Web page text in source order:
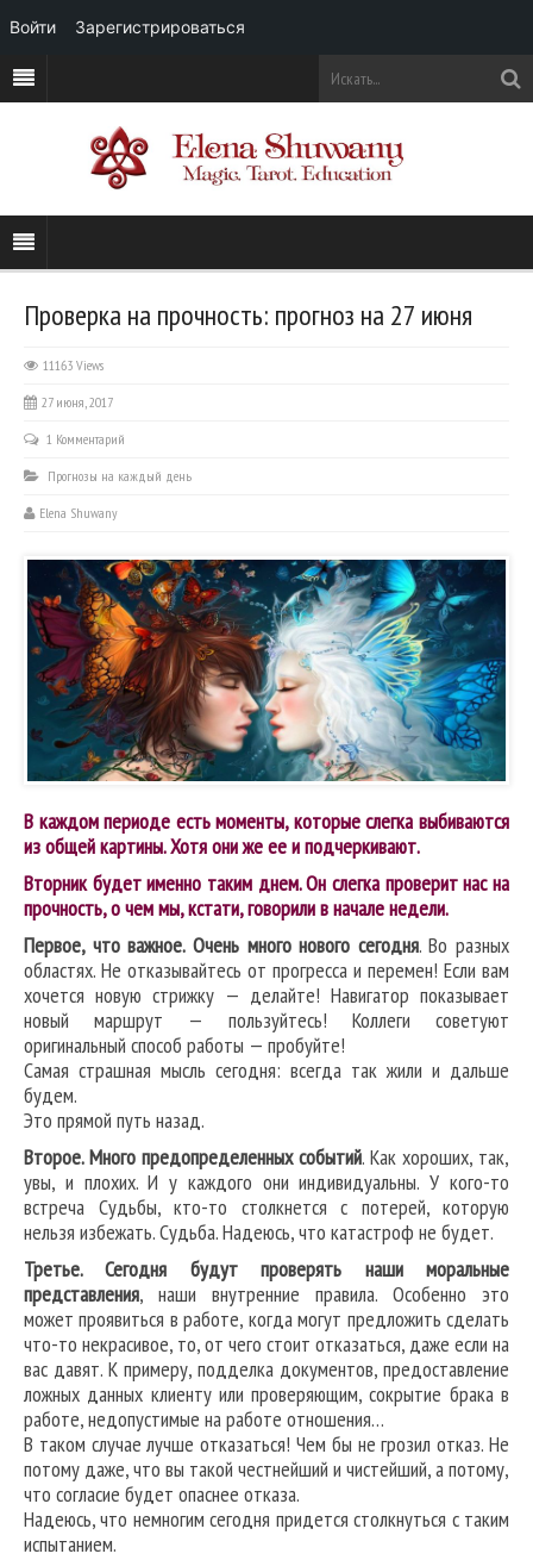
Проверка на прочность: прогноз на 27 июня
11163 Views
27 июня, 2017
1 Комментарий
Прогнозы на каждый день
Elena Shuwany
В каждом периоде есть моменты, которые слегка выбиваются
из общей картины. Хотя они же ее и подчеркивают.
Вторник будет именно таким днем. Он слегка проверит нас на
прочность, о чем мы, кстати, говорили в начале недели.
Первое, что важное. Очень много нового сегодня. Во разных
областях. Не отказывайтесь от прогресса и перемен! Если вам
хочется новую стрижку — делайте! Навигатор показывает
новый маршрут — пользуйтесь! Коллеги советуют
оригинальный способ работы — пробуйте!
Самая страшная мысль сегодня: всегда так жили и дальше
будем.
Это прямой путь назад.
Второе. Много предопределенных событий. Как хороших, так,
увы, и плохих. И у каждого они индивидуальны. У кого-то
встреча Судьбы, кто-то столкнется с потерей, которую
нельзя избежать. Судьба. Надеюсь, что катастроф не будет.
Третье. Сегодня будут проверять наши моральные
представления, наши внутренние правила. Особенно это
может проявиться в работе, когда могут предложить сделать
что-то некрасивое, то, от чего стоит отказаться, даже если на
вас давят. К примеру, подделка документов, предоставление
ложных данных клиенту или проверяющим, сокрытие брака в
работе, недопустимые на работе отношения…
В таком случае лучше отказаться! Чем бы не грозил отказ. Не
потому даже, что вы такой честнейший и чистейший, а потому,
что согласие будет опаснее отказа.
Надеюсь, что немногим сегодня придется столкнуться с таким
испытанием.
Войти Зарегистрироваться